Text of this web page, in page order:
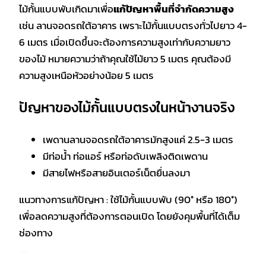
ไม้กั้นแบบพับเกิดมาเพื่อแก้ปัญหาพื้นที่จำกัดความสูง
เช่น ลานจอดรถใต้อาคาร เพราะไม้กั้นแบบตรงทั่วไปยาว 4-
6 เมตร เมื่อเปิดขึ้นจะต้องการความสูงเท่ากับความยาว
ของไม้ หมายความว่าถ้าคุณใช้ไม้ยาว 5 เมตร คุณต้องมี
ความสูงเหนือหัวอย่างน้อย 5 เมตร
ปัญหาของไม้กั้นแบบตรงในหน้างานจริง
เพดานลานจอดรถใต้อาคารมักสูงแค่ 2.5-3 เมตร
มีท่อน้ำ ท่อแอร์ หรือท่อดับเพลิงติดเพดาน
มีสายไฟหรือสายอินเตอร์เน็ตยื่นลงมา
แนวทางการแก้ปัญหา : ใช้ไม้กั้นแบบพับ (90° หรือ 180°)
เพื่อลดความสูงที่ต้องการตอนเปิด โดยยังคุมพื้นที่ได้เต็ม
ช่องทาง